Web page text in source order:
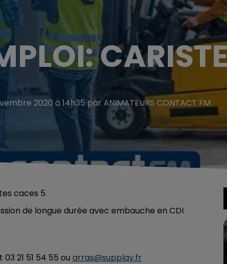
2020 à 14h35 par ANIMATEURS CONTACT FM
caces 5.
de longue durée avec embauche en CDI
21 51 54 55 ou arras@supplay.fr